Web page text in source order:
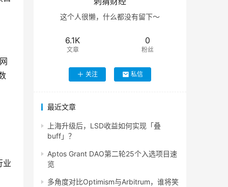
业
这个人很懒，什么都没有留下～
6.1K
文章
0
粉丝
关注 私信
最近文章
上海升级后，LSD收益如何实现「叠
buff」？
Aptos Grant DAO第二轮25个入选项目速
览
多角度对比Optimism与Arbitrum，谁将笑